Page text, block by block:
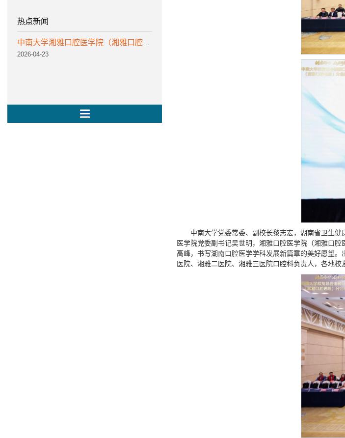
热点新闻
2026-04-23
中南大学党委常委、副校长黎志宏，湖南省卫生
医学院党委副书记吴世明，湘雅口腔医学院（湘雅口
高峰，书写湖南口腔医学学科发展新篇章的美好愿望
医院、湘雅二医院、湘雅三医院口腔科负责人，各地校